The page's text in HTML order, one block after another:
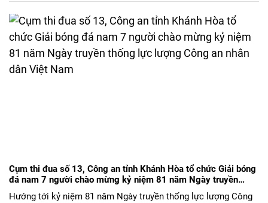
Cụm thi đua số 13, Công an tỉnh Khánh Hòa tổ chức Giải bóng
đá nam 7 người chào mừng kỷ niệm 81 năm Ngày truyền
thống lực lượng Công an nhân dân Việt Nam
Hướng tới kỷ niệm 81 năm Ngày truyền thống lực lượng Công